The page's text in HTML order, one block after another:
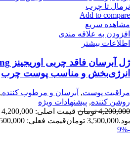
Add to compare
مشاهده سریع
افزودن به علاقه مندی
اطلاعات بیشتر
انرژی‌بخش و مناسب پوست چرب
مراقبت پوست, آبرسان و مرطوب كننده,
روشن كننده, پیشنهادات ویژه
4,200,000 تومان
بود.3,500,000 تومانقیمت فعلی: 3,500,000 تومان.
-9%